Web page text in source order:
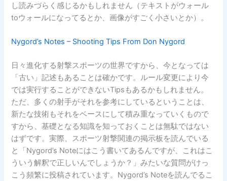
し読みづらく感じるかもしれません（テキストがウォール
toウォールになってるとか、画像がすごく小さいとか）。
Nygord’s Notes – Shooting Tips From Don Nygord
日々進化する射撃スポーツの世界ですから、今となっては
「古い」記述もあることは確かです。ルール変更により今
では実行することができないTipsもあるかもしれません。
ただ、多くの射手がそれを参考にしているということは、
新たな技術もそれをベースにして積み重なっていくもので
すから、基礎となる知識を知っておくことは無駄ではない
はずです。実際、スポーツ射撃関連の掲示板を読んでいる
と「Nygord’s Noteにはこう書いてあるんですが、これはこ
ういう解釈で正しいんでしょうか？」みたいな質問がけっ
こう頻繁に投稿されています。Nygord’s Noteを読んでるこ